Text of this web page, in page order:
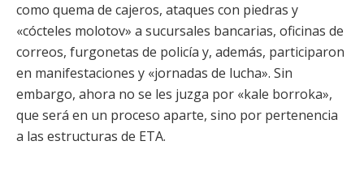
como quema de cajeros, ataques con piedras y
«cócteles molotov» a sucursales bancarias, oficinas de
correos, furgonetas de policía y, además, participaron
en manifestaciones y «jornadas de lucha». Sin
embargo, ahora no se les juzga por «kale borroka»,
que será en un proceso aparte, sino por pertenencia
a las estructuras de ETA.